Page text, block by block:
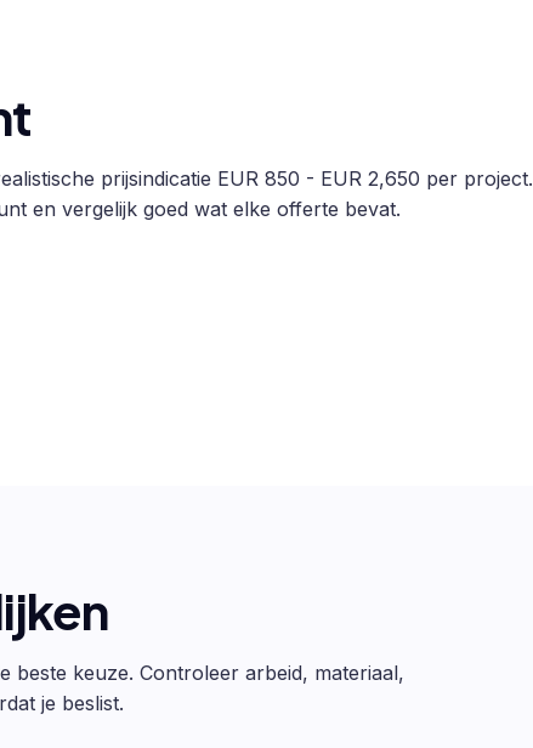
prijsindicatie EUR 850 - EUR 2,650 per project.
en vergelijk goed wat elke offerte bevat.
beste keuze. Controleer arbeid, materiaal,
je beslist.